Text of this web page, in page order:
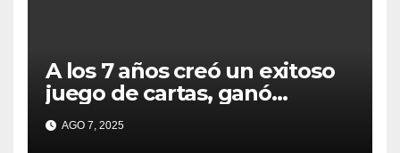
A los 7 años creó un exitoso
juego de cartas, ganó
millones y ahora vendió la
idea para cumplir su sueño
AGO 7, 2025